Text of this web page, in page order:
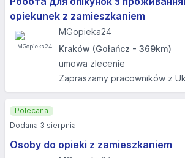
opiekunek z zamieszkaniem
MGopieka24
Kraków (Gołańcz - 369km)
umowa zlecenie
Zapraszamy pracowników z
Osoby do opieki z zamieszkaniem
Polecana
Dodana 3 sierpnia